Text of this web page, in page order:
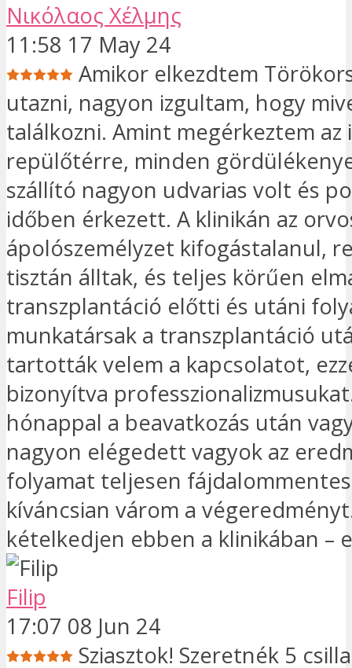
Νικόλαος Χέλμης
11:58 17 May 24
Amikor elkezdtem
utazni, nagyon izgultam, hogy
találkozni. Amint megérkeztem az
repülőtérre, minden
szállító nagyon udvarias volt és
időben érkezett. A klinikán az
ápolószemélyzet kifogástalanul,
tisztán álltak, és teljes körűen
transzplantáció előtti és utáni
munkatársak a transzplantáció
tartották velem a kapcsolatot,
bizonyítva
hónappal a beavatkozás után
nagyon elégedett vagyok az
folyamat teljesen
kíváncsian várom a
kételkedjen ebben a klinikában –
Filip
17:07 08 Jun 24
Sziasztok! Szeretnék 5